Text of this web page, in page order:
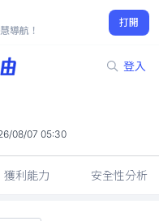
導航！
打開
登入
08/07 05:30
獲利能力 安全性分析